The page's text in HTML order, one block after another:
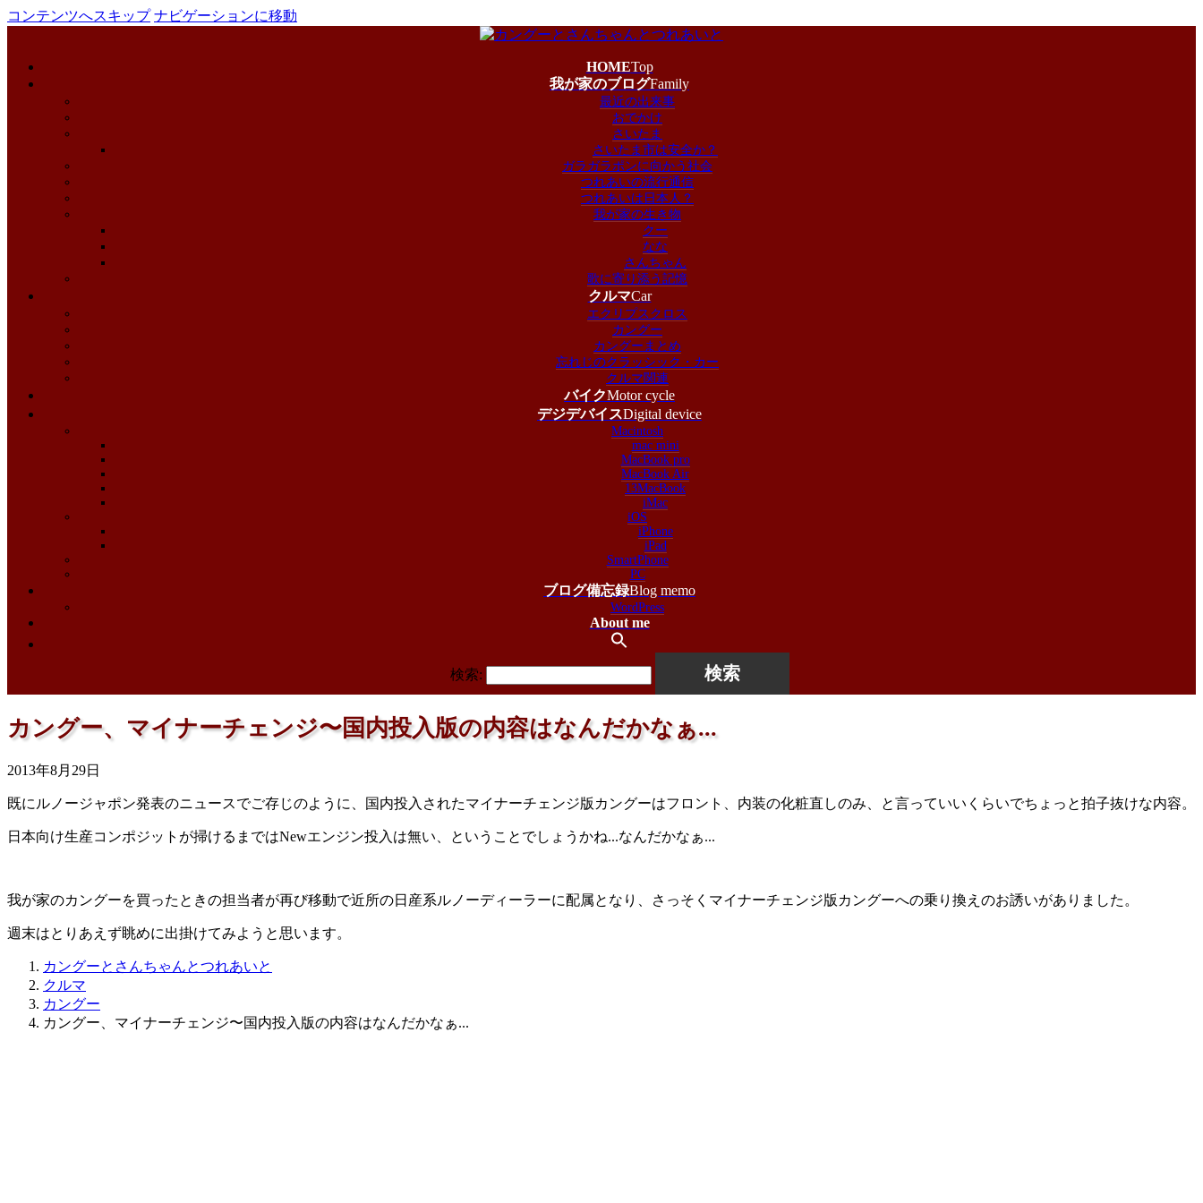
コンテンツへスキップ ナビゲーションに移動
HOMETop
我が家のブログFamily
最近の出来事
おでかけ
さいたま
さいたま市は安全か？
ガラガラポンに向かう社会
つれあいの流行通信
つれあいは日本人？
我が家の生き物
クー
なな
さんちゃん
歌に寄り添う記憶
クルマCar
エクリプスクロス
カングー
カングーまとめ
忘れじのクラッシック・カー
クルマ関連
バイクMotor cycle
デジデバイスDigital device
Macintosh
mac mini
MacBook pro
MacBook Air
13MacBook
iMac
iOS
iPhone
iPad
SmartPhone
PC
ブログ備忘録Blog memo
WordPress
About me
検索:
カングー、マイナーチェンジ〜国内投入版の内容はなんだかなぁ...
2013年8月29日
既にルノージャポン発表のニュースでご存じのように、国内投入されたマイナーチェンジ版カングーはフロント、内装の化粧直しのみ、と言っていいくらいでちょっと拍子抜けな内容。
日本向け生産コンポジットが掃けるまではNewエンジン投入は無い、ということでしょうかね...なんだかなぁ...
我が家のカングーを買ったときの担当者が再び移動で近所の日産系ルノーディーラーに配属となり、さっそくマイナーチェンジ版カングーへの乗り換えのお誘いがありました。
週末はとりあえず眺めに出掛けてみようと思います。
カングーとさんちゃんとつれあいと
クルマ
カングー
カングー、マイナーチェンジ〜国内投入版の内容はなんだかなぁ...